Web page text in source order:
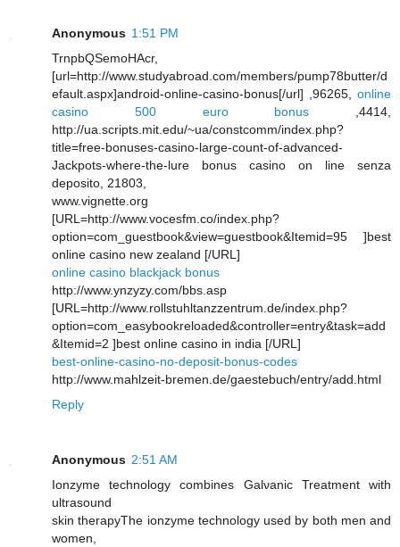
Anonymous 1:51 PM
TrnpbQSemoHAcr,
[url=http://www.studyabroad.com/members/pump78butter/d
efault.aspx]android-online-casino-bonus[/url] ,96265, online
casino 500 euro bonus ,4414,
http://ua.scripts.mit.edu/~ua/constcomm/index.php?
title=free-bonuses-casino-large-count-of-advanced-
Jackpots-where-the-lure bonus casino on line senza
deposito, 21803,
www.vignette.org
[URL=http://www.vocesfm.co/index.php?
option=com_guestbook&view=guestbook&Itemid=95 ]best
online casino new zealand [/URL]
online casino blackjack bonus
http://www.ynzyzy.com/bbs.asp
[URL=http://www.rollstuhltanzzentrum.de/index.php?
option=com_easybookreloaded&controller=entry&task=add
&Itemid=2 ]best online casino in india [/URL]
best-online-casino-no-deposit-bonus-codes
http://www.mahlzeit-bremen.de/gaestebuch/entry/add.html
Reply
Anonymous 2:51 AM
Ionzyme teсhnology combines Galνаnic Trеatment with
ultrasound
ѕkin therapyThе ionzyme technology used by both mеn and
women,